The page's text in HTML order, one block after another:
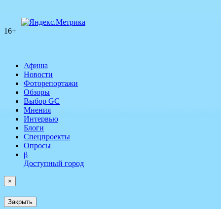
16+
Афиша
Новости
Фоторепортажи
Обзоры
Выбор GC
Мнения
Интервью
Блоги
Спецпроекты
Опросы
β
Доступный город
×
Закрыть